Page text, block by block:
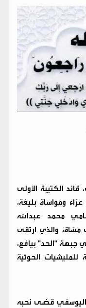
الكتيبة الأولى
ومواساة بليغة،
محمد عبدالله
مشاة، والذي ارتقى
جبهة "الحد" بيافع،
الحوثية
اليوسفي قضى نحبه